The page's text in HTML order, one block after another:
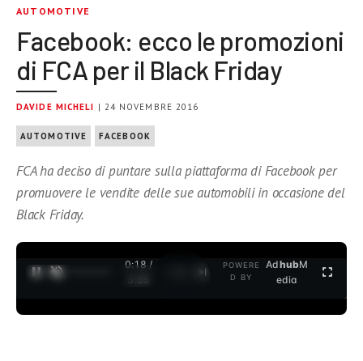
AUTOMOTIVE
Facebook: ecco le promozioni
di FCA per il Black Friday
DAVIDE MICHELI | 24 NOVEMBRE 2016
AUTOMOTIVE FACEBOOK
FCA ha deciso di puntare sulla piattaforma di Facebook per
promuovere le vendite delle sue automobili in occasione del
Black Friday.
0:18 /
3:35
POWERE
D BY
AdhubM
edia